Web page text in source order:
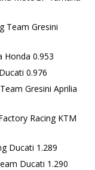
Team Gresini
Honda 0.953
0.976
Gresini Aprilia
Racing KTM
Ducati 1.289
Ducati 1.290